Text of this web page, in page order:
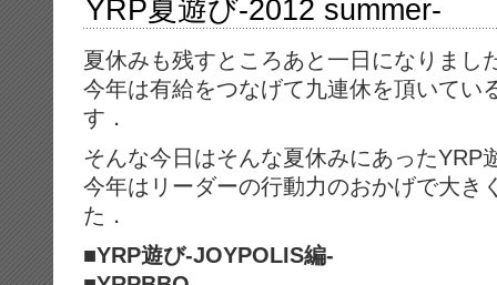
YRP夏遊び-2012 summer-
夏休みも残すところあと一日になりまし
今年は有給をつなげて九連休を頂いてい
す．
そんな今日はそんな夏休みにあったYRP
今年はリーダーの行動力のおかげで大き
た．
■YRP遊び-JOYPOLIS編-